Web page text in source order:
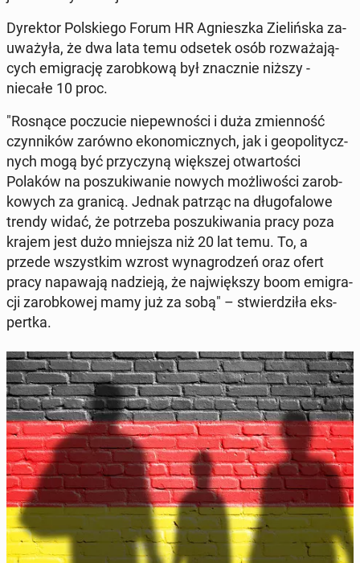
Dy­rek­tor Pol­skie­go Forum HR Agniesz­ka Zie­liń­ska za­
uwa­ży­ła, że dwa lata temu odsetek osób roz­wa­ża­ją­
cych emi­gra­cję za­rob­ko­wą był znacz­nie niższy -
niecałe 10 proc.
"Rosnące po­czu­cie nie­pew­no­ści i duża zmien­ność
czyn­ni­ków zarówno eko­no­micz­nych, jak i geo­po­li­tycz­
nych mogą być przy­czy­ną więk­szej otwar­to­ści
Polaków na po­szu­ki­wa­nie nowych moż­li­wo­ści za­rob­
ko­wych za granicą. Jednak patrząc na dłu­go­fa­lo­we
trendy widać, że po­trze­ba po­szu­ki­wa­nia pracy poza
krajem jest dużo mniej­sza niż 20 lat temu. To, a
przede wszyst­kim wzrost wy­na­gro­dzeń oraz ofert
pracy na­pa­wa­ją na­dzie­ją, że naj­więk­szy boom emi­gra­
cji za­rob­ko­wej mamy już za sobą" – stwier­dzi­ła eks­
pert­ka.